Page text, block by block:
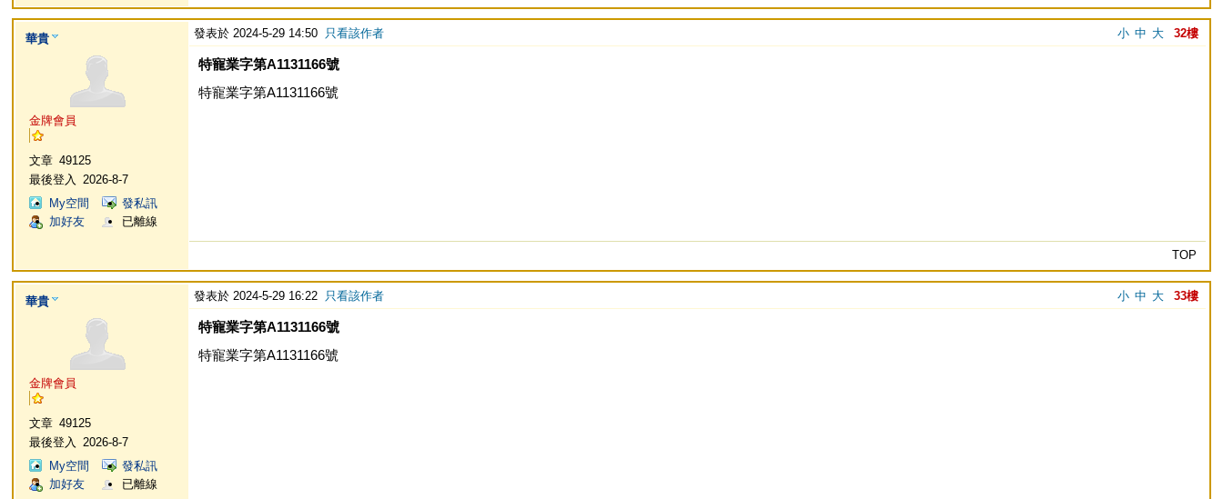
華貴
金牌會員
文章 49125
最後登入
2026-8-7
My空間
發私訊
加好友
已離線
32樓
大
中
小
發表於 2024-5-29 14:50 只看該作者
特寵業字第A1131166號
特寵業字第A1131166號
TOP
華貴
金牌會員
文章 49125
最後登入
2026-8-7
My空間
發私訊
加好友
已離線
33樓
大
中
小
發表於 2024-5-29 16:22 只看該作者
特寵業字第A1131166號
特寵業字第A1131166號